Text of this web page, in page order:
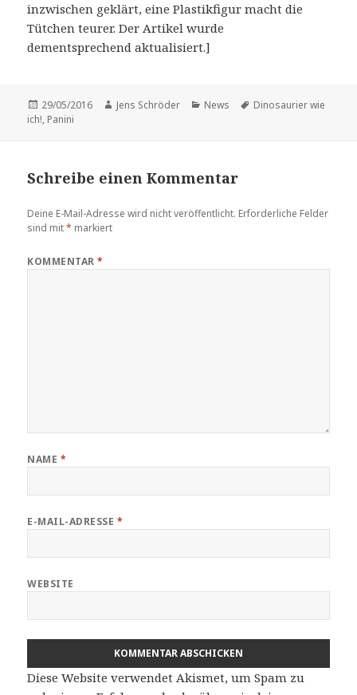
inzwischen geklärt, eine Plastikfigur macht die
Tütchen teurer. Der Artikel wurde
dementsprechend aktualisiert.]
Veröffentlicht
am
29/05/2016 Autor
Jens Schröder Kategorien
News Schlagwörter
Dinosaurier wie
ich!, Panini
Schreibe einen Kommentar
Deine E-Mail-Adresse wird nicht veröffentlicht. Erforderliche Felder
sind mit* markiert
KOMMENTAR*
NAME *
E-MAIL-ADRESSE *
WEBSITE
Diese Website verwendet Akismet, um Spam zu